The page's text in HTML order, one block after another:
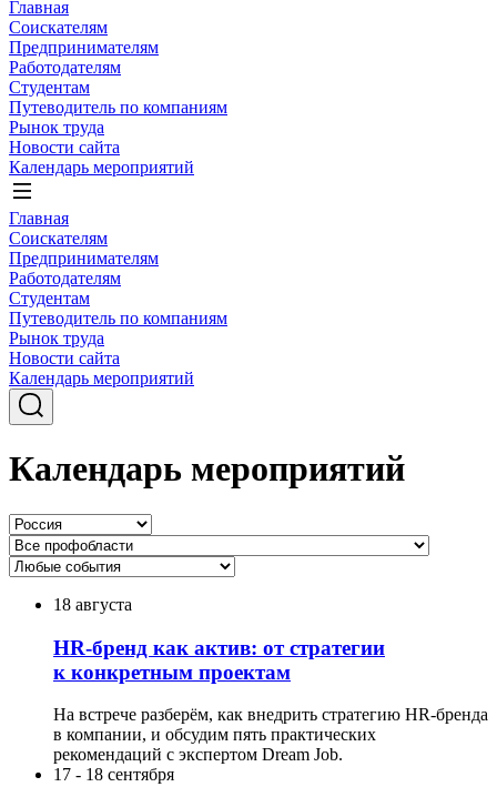
Главная
Соискателям
Предпринимателям
Работодателям
Студентам
Путеводитель по компаниям
Рынок труда
Новости сайта
Календарь мероприятий
Главная
Соискателям
Предпринимателям
Работодателям
Студентам
Путеводитель по компаниям
Рынок труда
Новости сайта
Календарь мероприятий
Календарь мероприятий
18 августа
HR-бренд как актив: от стратегии
к конкретным проектам
На встрече разберём, как внедрить стратегию HR-бренда
в компании, и обсудим пять практических
рекомендаций с экспертом Dream Job.
17 - 18 сентября